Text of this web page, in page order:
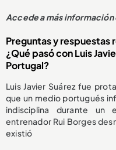
Accede a más
Preguntas y respuestas
¿Qué pasó con Luis
Portugal?
Luis Javier Suárez fue
que un medio portugués
indisciplina durante un
entrenador Rui Borges
existió